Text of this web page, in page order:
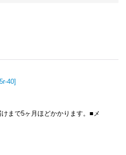
40]
まで5ヶ月ほどかかります。■メ